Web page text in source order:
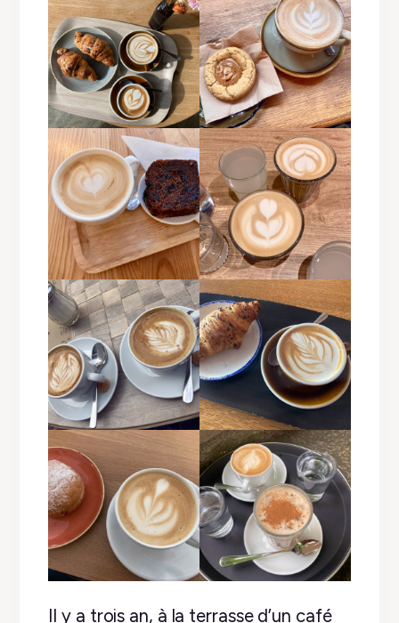
Il y a trois an, à la terrasse d’un café